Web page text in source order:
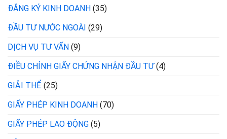
ĐĂNG KÝ KINH DOANH (35)
ĐẦU TƯ NƯỚC NGOÀI (29)
DỊCH VỤ TƯ VẤN (9)
ĐIỀU CHỈNH GIẤY CHỨNG NHẬN ĐẦU TƯ(4)
GIẢI THỂ (25)
GIẤY PHÉP KINH DOANH (70)
GIẤY PHÉP LAO ĐỘNG (5)